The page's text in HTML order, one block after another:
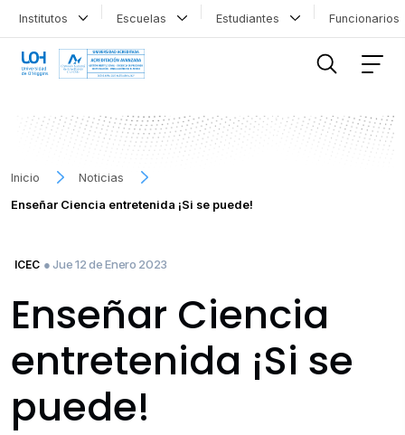
Institutos Escuelas Estudiantes
Inicio
Noticias
Enseñar Ciencia entretenida ¡Si se puede!
ICEC ● Jue 12 de Enero 2023
Enseñar Ciencia
entretenida ¡Si se
puede!